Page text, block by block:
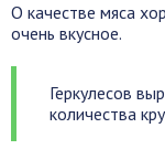
О качестве мяса
очень вкусное.
Геркулесов
количества